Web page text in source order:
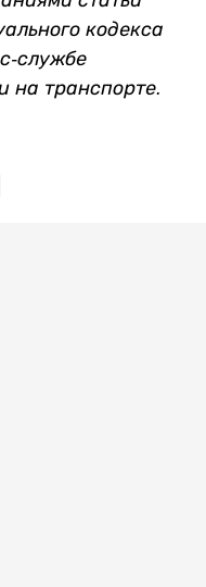
кодекса
службе
на транспорте.